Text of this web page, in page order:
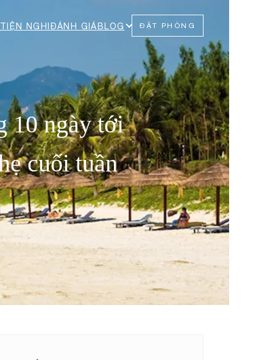
TIỆN NGHIĐÁNH GIÁ BLOG ĐẶT PHÒNG
10 ngày tới
cuối tuần